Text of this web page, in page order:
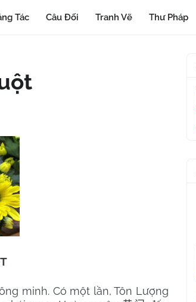
Tác Câu Đối Tranh Vẽ Thư Pháp
minh. Có một lần, Tôn Lượng